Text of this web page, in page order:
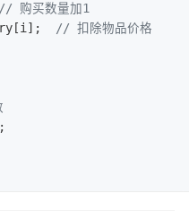
// 购买数量加1
[i ];
// 扣除物品价格
;